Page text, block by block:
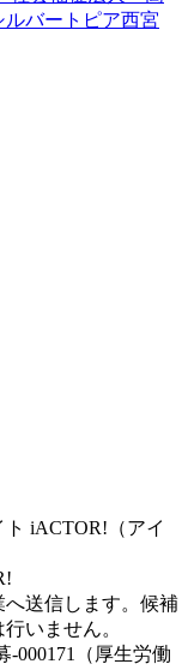
バートピア西宮
iACTOR!（アイ
送信します。候補
いません。
-000171（厚生労働